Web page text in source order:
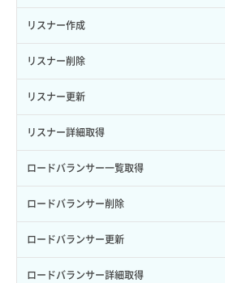
サーバーメタデータ更新（ネームタグ変更）
サーバー一覧取得
サーバー作成
サーバー再構築（OS再インストール）
サーバー利用状況グラフ（CPU）
サーバー利用状況グラフ（ディスクIO）
サーバー利用状況グラフ（トラフィック）
サーバー削除
ネットワーク削除（ローカルネットワーク用）
ネットワーク詳細取得
ポート一覧取得
ポート作成（ローカルネットワーク用）
ポート作成（追加IP用）
ポート削除
ポート更新
ポート詳細取得
リスナー作成
リスナー削除
リスナー更新
リスナー詳細取得
ロードバランサー一覧取得
ロードバランサー削除
ロードバランサー更新
ロードバランサー詳細取得